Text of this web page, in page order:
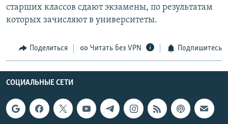
Все сайты РСЕ/РС
старших классов сдают экзамены, по результатам
которых зачисляют в университеты.
Поделиться Читать без VPN Подпишитесь
СОЦИАЛЬНЫЕ СЕТИ